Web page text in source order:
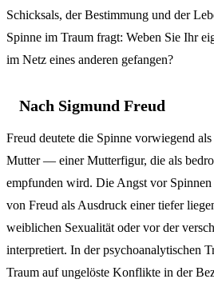
Schicksals, der Bestimmung und der
Spinne im Traum fragt: Weben Sie Ihr
im Netz eines anderen gefangen?
Nach Sigmund Freud
Freud deutete die Spinne vorwiegend
Mutter — einer Mutterfigur, die als
empfunden wird. Die Angst vor
von Freud als Ausdruck einer tiefer
weiblichen Sexualität oder vor der
interpretiert. In der psychoanalytischen
Traum auf ungelöste Konflikte in der